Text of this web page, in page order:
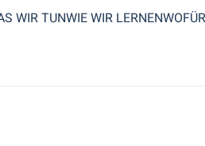
WIR TUNWIE WIR LERNEN